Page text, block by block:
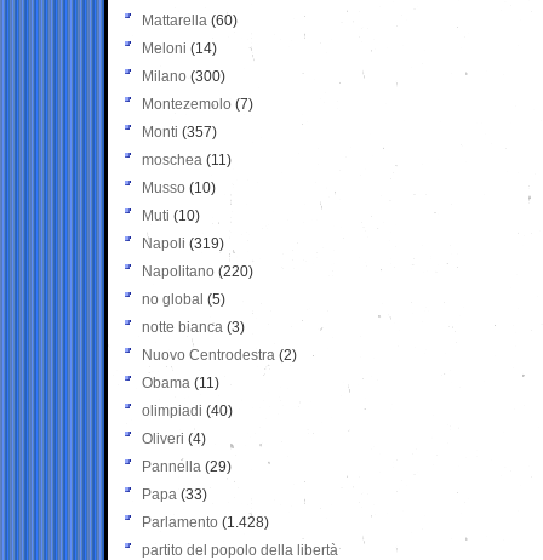
Mattarella (60)
Meloni (14)
Milano (300)
Montezemolo (7)
Monti (357)
moschea (11)
Musso (10)
Muti (10)
Napoli (319)
Napolitano (220)
no global (5)
notte bianca (3)
Nuovo Centrodestra (2)
Obama (11)
olimpiadi (40)
Oliveri (4)
Pannella (29)
Papa (33)
Parlamento (1.428)
partito del popolo della libertà